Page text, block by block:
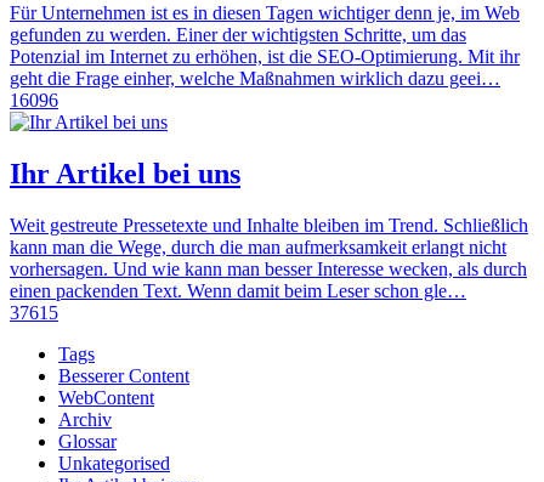
Für Unternehmen ist es in diesen Tagen wichtiger denn je, im Web
gefunden zu werden. Einer der wichtigsten Schritte, um das
Potenzial im Internet zu erhöhen, ist die SEO-Optimierung. Mit ihr
geht die Frage einher, welche Maßnahmen wirklich dazu geei…
16096
Ihr Artikel bei uns
Weit gestreute Pressetexte und Inhalte bleiben im Trend. Schließlich
kann man die Wege, durch die man aufmerksamkeit erlangt nicht
vorhersagen. Und wie kann man besser Interesse wecken, als durch
einen packenden Text. Wenn damit beim Leser schon gle…
37615
Tags
Besserer Content
WebContent
Archiv
Glossar
Unkategorised